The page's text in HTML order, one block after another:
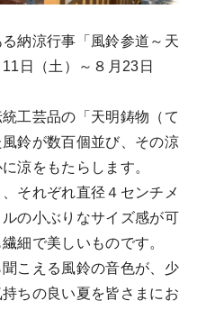
納涼行事「風鈴参道～天
日（土）～８月23日
工芸品の「天明鋳物（て
鈴が数百個並び、その涼
涼をもたらします。
それぞれ直径４センチメ
の小ぶりなサイズ感が可
細で美しいものです。
こえる風鈴の音色が、少
ちの良い夏を皆さまにお